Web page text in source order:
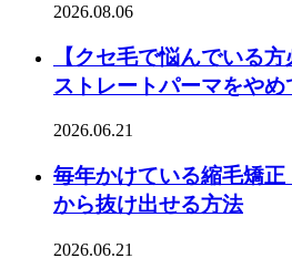
2026.08.06
【クセ毛で悩んでいる
ストレートパーマをやめ
2026.06.21
毎年かけている縮毛矯
から抜け出せる方法
2026.06.21